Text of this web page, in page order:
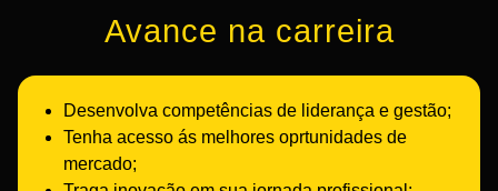
Avance na carreira
Desenvolva competências de liderança e gestão;
Tenha acesso ás melhores oprtunidades de
mercado;